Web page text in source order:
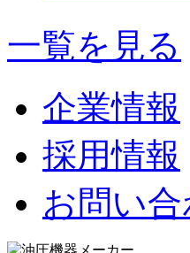
一覧を見る
企業情報
採用情報
お問い